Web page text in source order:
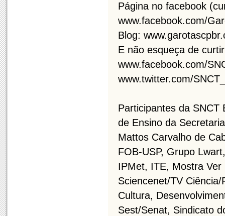
Página no facebook
www.facebook.com/
Blog:
E não esqueça de
www.facebook.com/
www.twitter.com/
Participantes da SNCT
de Ensino da
Mattos Carvalho de
FOB-USP, Grupo
IPMet, ITE, Mostra
Sciencenet/TV
Cultura,
Sest/Senat, Sindicato